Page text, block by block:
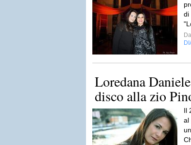
di
Da
Loredana
disco alla zio
Il
al